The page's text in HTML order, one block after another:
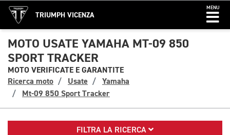
TRIUMPH VICENZA
MENU
MOTO USATE YAMAHA MT-09 850
SPORT TRACKER
MOTO VERIFICATE E GARANTITE
Ricerca moto
Usate
Yamaha
Mt-09 850 Sport Tracker
FILTRA LA RICERCA